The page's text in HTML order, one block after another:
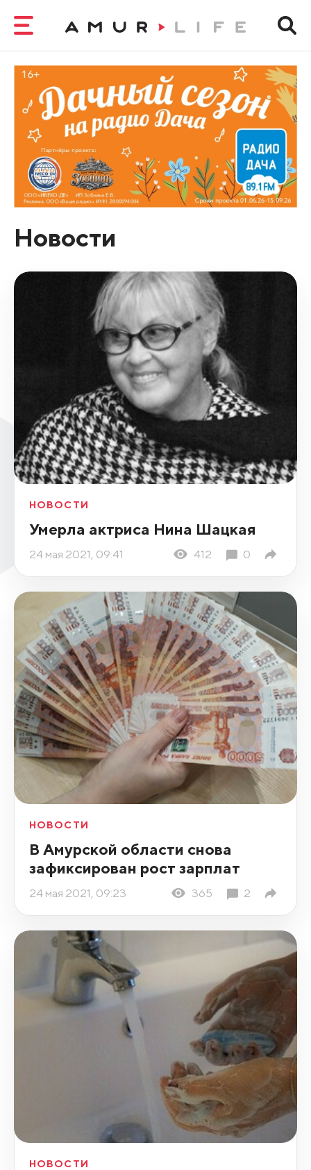
Новости
НОВОСТИ
Умерла актриса Нина Шацкая
24 мая 2021, 09:41 412 0
НОВОСТИ
В Амурской области снова
зафиксирован рост зарплат
24 мая 2021, 09:23 365 2
НОВОСТИ